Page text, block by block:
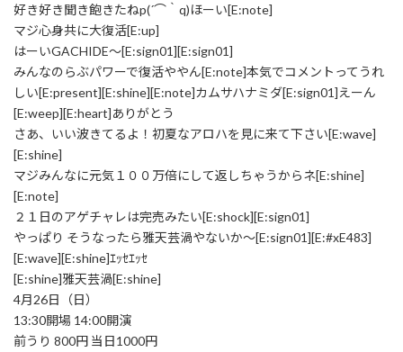
好き好き聞き飽きたねp(´⌒｀q)ほーい[E:note]
マジ心身共に大復活[E:up]
はーいGACHIDE～[E:sign01][E:sign01]
みんなのらぶパワーで復活ややん[E:note]本気でコメントってうれ
しい[E:present][E:shine][E:note]カムサハナミダ[E:sign01]えーん
[E:weep][E:heart]ありがとう
さあ、いい波きてるよ！初夏なアロハを見に来て下さい[E:wave]
[E:shine]
マジみんなに元気１００万倍にして返しちゃうからネ[E:shine]
[E:note]
２１日のアゲチャレは完売みたい[E:shock][E:sign01]
やっぱり そうなったら雅天芸渦やないか～[E:sign01][E:#xE483]
[E:wave][E:shine]ｴｯｾｴｯｾ
[E:shine]雅天芸渦[E:shine]
4月26日（日）
13:30開場 14:00開演
前うり 800円 当日1000円